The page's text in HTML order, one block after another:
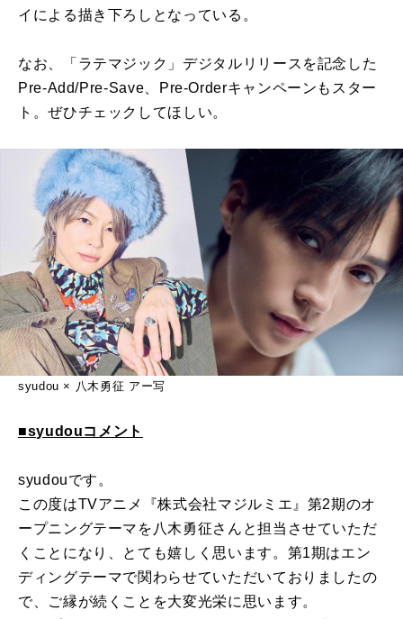
イによる描き下ろしとなっている。
なお、「ラテマジック」デジタルリリースを記念した
Pre-Add/Pre-Save、Pre-Orderキャンペーンもスター
ト。ぜひチェックしてほしい。
syudou × 八木勇征 アー写
■syudouコメント
syudouです。
この度はTVアニメ『株式会社マジルミエ』第2期のオ
ープニングテーマを八木勇征さんと担当させていただ
くことになり、とても嬉しく思います。第1期はエン
ディングテーマで関わらせていただいておりましたの
で、ご縁が続くことを大変光栄に思います。